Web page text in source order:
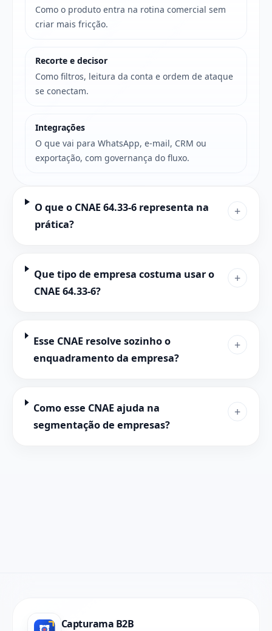
Como o produto entra na rotina comercial sem
criar mais fricção.
Recorte e decisor
Como filtros, leitura da conta e ordem de ataque
se conectam.
Integrações
O que vai para WhatsApp, e-mail, CRM ou
exportação, com governança do fluxo.
O que o CNAE 64.33-6 representa na
prática?
+
Que tipo de empresa costuma usar o
CNAE 64.33-6?
+
Esse CNAE resolve sozinho o
enquadramento da empresa?
+
Como esse CNAE ajuda na
segmentação de empresas?
+
Capturama B2B